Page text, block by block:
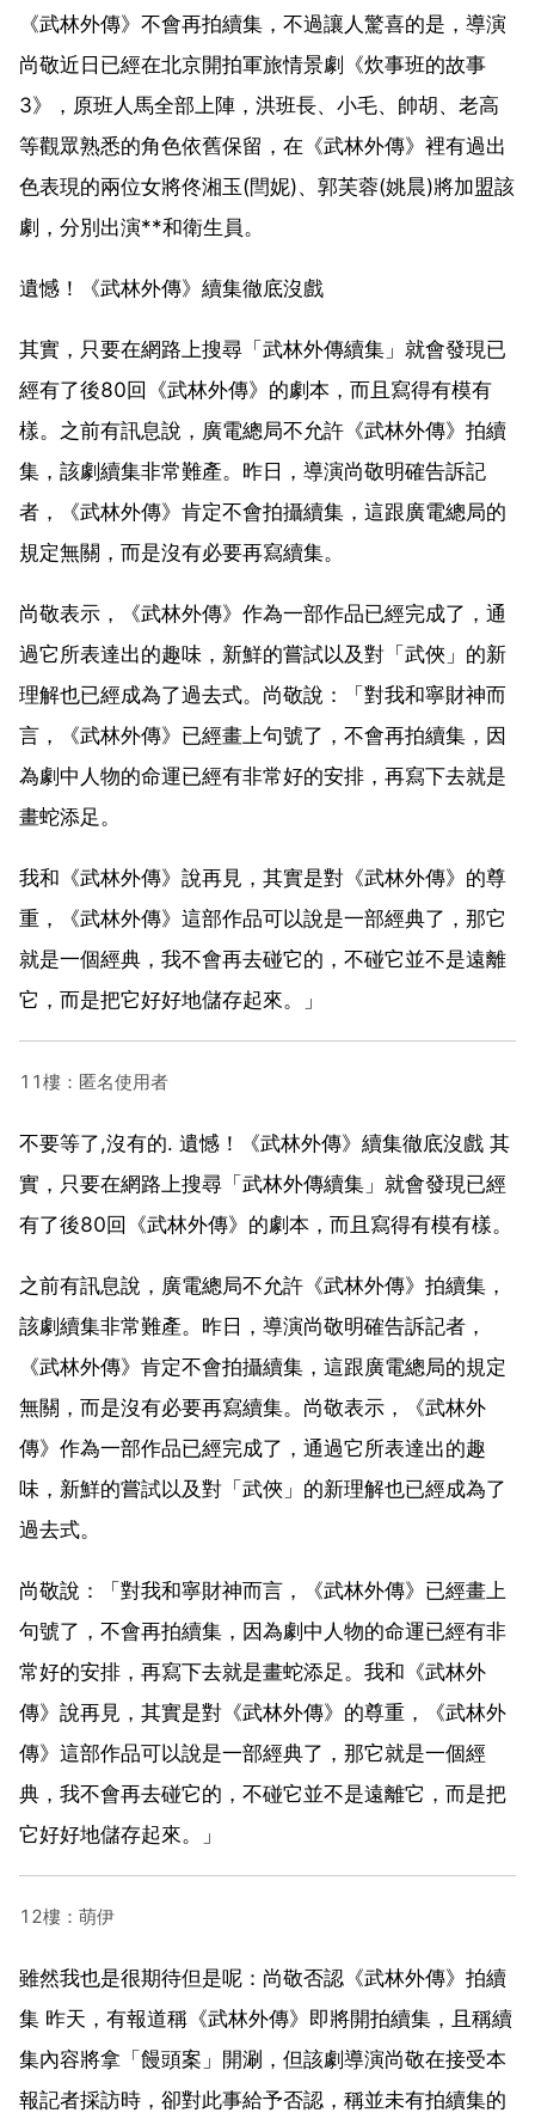
《武林外傳》不會再拍續集，不過讓人驚喜的是，導演
尚敬近日已經在北京開拍軍旅情景劇《炊事班的故事
3》，原班人馬全部上陣，洪班長、小毛、帥胡、老高
等觀眾熟悉的角色依舊保留，在《武林外傳》裡有過出
色表現的兩位女將佟湘玉(閆妮)、郭芙蓉(姚晨)將加盟該
劇，分別出演**和衛生員。
遺憾！《武林外傳》續集徹底沒戲
其實，只要在網路上搜尋「武林外傳續集」就會發現已
經有了後80回《武林外傳》的劇本，而且寫得有模有
樣。之前有訊息說，廣電總局不允許《武林外傳》拍續
集，該劇續集非常難產。昨日，導演尚敬明確告訴記
者，《武林外傳》肯定不會拍攝續集，這跟廣電總局的
規定無關，而是沒有必要再寫續集。
尚敬表示，《武林外傳》作為一部作品已經完成了，通
過它所表達出的趣味，新鮮的嘗試以及對「武俠」的新
理解也已經成為了過去式。尚敬說：「對我和寧財神而
言，《武林外傳》已經畫上句號了，不會再拍續集，因
為劇中人物的命運已經有非常好的安排，再寫下去就是
畫蛇添足。
我和《武林外傳》說再見，其實是對《武林外傳》的尊
重，《武林外傳》這部作品可以說是一部經典了，那它
就是一個經典，我不會再去碰它的，不碰它並不是遠離
它，而是把它好好地儲存起來。」
11樓：匿名使用者
不要等了,沒有的. 遺憾！《武林外傳》續集徹底沒戲 其
實，只要在網路上搜尋「武林外傳續集」就會發現已經
有了後80回《武林外傳》的劇本，而且寫得有模有樣。
之前有訊息說，廣電總局不允許《武林外傳》拍續集，
該劇續集非常難產。昨日，導演尚敬明確告訴記者，
《武林外傳》肯定不會拍攝續集，這跟廣電總局的規定
無關，而是沒有必要再寫續集。尚敬表示，《武林外
傳》作為一部作品已經完成了，通過它所表達出的趣
味，新鮮的嘗試以及對「武俠」的新理解也已經成為了
過去式。
尚敬說：「對我和寧財神而言，《武林外傳》已經畫上
句號了，不會再拍續集，因為劇中人物的命運已經有非
常好的安排，再寫下去就是畫蛇添足。我和《武林外
傳》說再見，其實是對《武林外傳》的尊重，《武林外
傳》這部作品可以說是一部經典了，那它就是一個經
典，我不會再去碰它的，不碰它並不是遠離它，而是把
它好好地儲存起來。」
12樓：萌伊
雖然我也是很期待但是呢：尚敬否認《武林外傳》拍續
集 昨天，有報道稱《武林外傳》即將開拍續集，且稱續
集內容將拿「饅頭案」開涮，但該劇導演尚敬在接受本
報記者採訪時，卻對此事給予否認，稱並未有拍續集的